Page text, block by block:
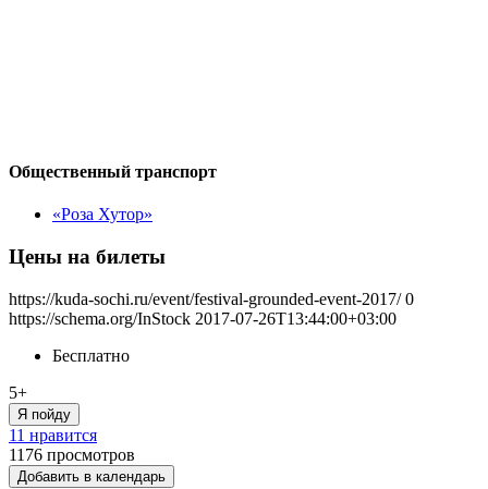
Общественный транспорт
«Роза Хутор»
Цены на билеты
https://kuda-sochi.ru/event/festival-grounded-event-2017/ 0
https://schema.org/InStock 2017-07-26T13:44:00+03:00
Бесплатно
5+
Я пойду
11 нравится
1176 просмотров
Добавить в календарь